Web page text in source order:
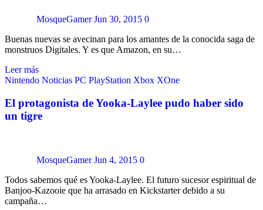
MosqueGamer Jun 30, 2015 0
Buenas nuevas se avecinan para los amantes de la conocida saga de
monstruos Digitales. Y es que Amazon, en su…
Leer más
Nintendo Noticias PC PlayStation Xbox XOne
El protagonista de Yooka-Laylee pudo haber sido
un tigre
MosqueGamer Jun 4, 2015 0
Todos sabemos qué es Yooka-Laylee. El futuro sucesor espiritual de
Banjoo-Kazooie que ha arrasado en Kickstarter debido a su
campaña…